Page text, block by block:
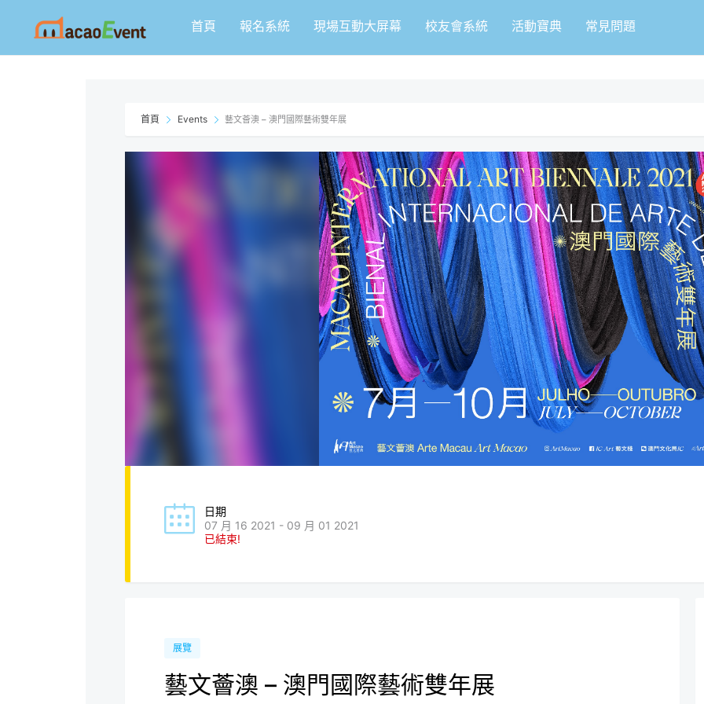
首頁 報名系統 現場互動大屏幕 校友會系統 活動寶典 常見問題
首頁 Events 藝文薈澳 – 澳門國際藝術雙年展
日期
07 月 16 2021 - 09 月 01 2021
已結束!
展覽
藝文薈澳 – 澳門國際藝術雙年展